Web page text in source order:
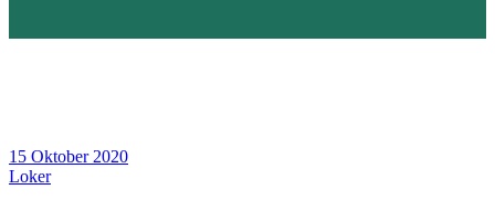
15 Oktober 2020
Loker